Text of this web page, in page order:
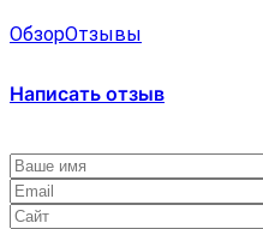
ОбзорОтзывы
Написать отзыв